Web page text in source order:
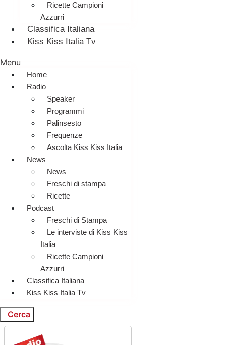
Ricette Campioni
Azzurri
Classifica Italiana
Kiss Kiss Italia Tv
Menu
Home
Radio
Speaker
Programmi
Palinsesto
Frequenze
Ascolta Kiss Kiss Italia
News
News
Freschi di stampa
Ricette
Podcast
Freschi di Stampa
Le interviste di Kiss Kiss
Italia
Ricette Campioni
Azzurri
Classifica Italiana
Kiss Kiss Italia Tv
Cerca